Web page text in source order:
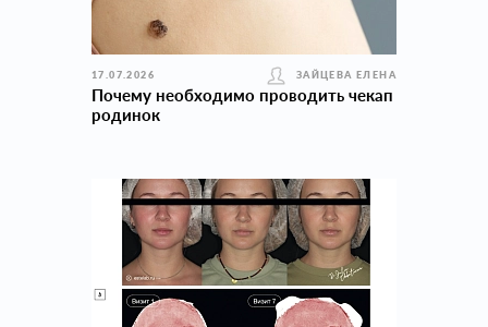
17.07.2026 ЗАЙЦЕВА ЕЛЕНА
Почему необходимо проводить чекап
родинок